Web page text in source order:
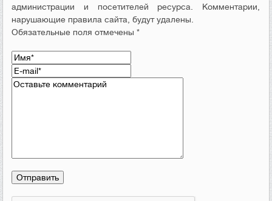
администрации и посетителей ресурса. Комментарии,
нарушающие правила сайта, будут удалены.
Обязательные поля отмечены *